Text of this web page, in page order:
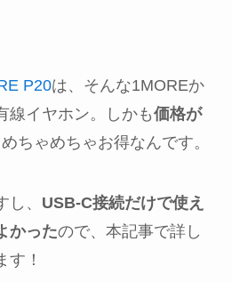
P20は、そんな1MOREか
線イヤホン。しかも価格が
めちゃめちゃお得なんです。
、 USB-C接続だけで使え
かったので、本記事で詳し
す！